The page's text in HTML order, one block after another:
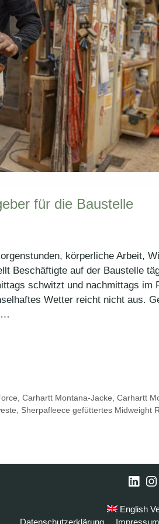
für die Baustelle
körperliche Arbeit,
Beschäftigte auf der Baustelle
schwitzt und nachmittags im
Wetter reicht nicht aus.
…
Carhartt Montana-Jacke Carhartt
Sherpafleece gefüttertes Midweight
English
Datenschutzerklärung
Impressum